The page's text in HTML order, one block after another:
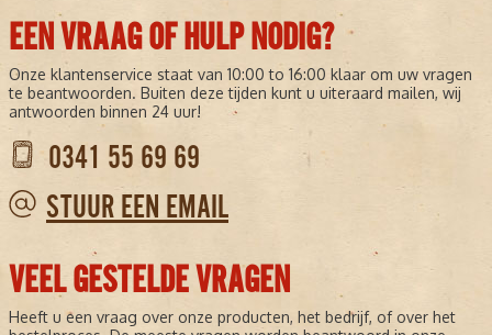
EEN VRAAG OF HULP NODIG?
Onze klantenservice staat van 10:00 to 16:00 klaar om uw vragen
te beantwoorden. Buiten deze tijden kunt u uiteraard mailen, wij
antwoorden binnen 24 uur!
0341 55 69 69
STUUR EEN EMAIL
VEEL GESTELDE VRAGEN
Heeft u een vraag over onze producten, het bedrijf, of over het